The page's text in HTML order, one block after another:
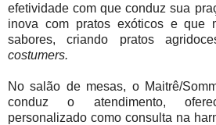
efetividade com que conduz sua
inova com pratos exóticos e que
sabores, criando pratos
costumers.
No salão de mesas, o Maitrê/
conduz o atendimento,
personalizado como consulta na